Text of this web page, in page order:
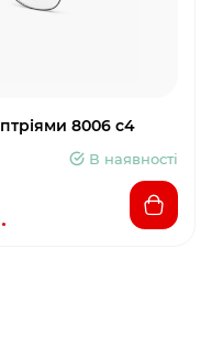
8006 c4
В наявності